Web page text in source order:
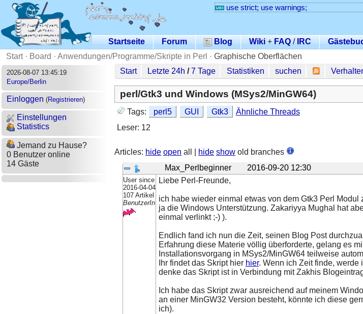
use strict; use warnings;
Startseite Forum Blog Wiki+ FAQ /IRC
Start· Board · Anwendungen/Programme/Skripte in Perl · Graphische Oberflächen
2026-08-07 13:45:19
Europe/Berlin
Einloggen (Registrieren)
Einstellungen
Statistics
Jemand zu Hause?
0 Benutzer online
14 Gäste
Start Letzte 24h /7 Tage Statistiken suchen
perl/Gtk3 und Windows (MSys2/MinGW64)
Tags: perl5 GUI Gtk3
Ähnliche Threads
Leser: 12
Articles: hide open all | hide show old branches
Max_Perlbeginner
2016-09-20 12:30
User since
2016-04-04
107 Artikel
BenutzerIn
Liebe Perl-Freunde,
ich habe wieder einmal etwas von dem Gtk3 Perl
ja die Windows Unterstützung. Zakariyya Mughal hat
einmal verlinkt ;-) ).
Endlich fand ich nun die Zeit, seinen Blog Post
Erfahrung diese Materie völlig überforderte, gelang es
Installationsvorgang in MSys2/MinGW64 teilweise
Ihr findet das Skript hier hier. Wenn ich Zeit finde, werde
denke das Skript ist in Verbindung mit Zakhis
Ich habe das Skript zwar ausreichend auf meinem
an einer MinGW32 Version besteht, könnte ich diese
ich).